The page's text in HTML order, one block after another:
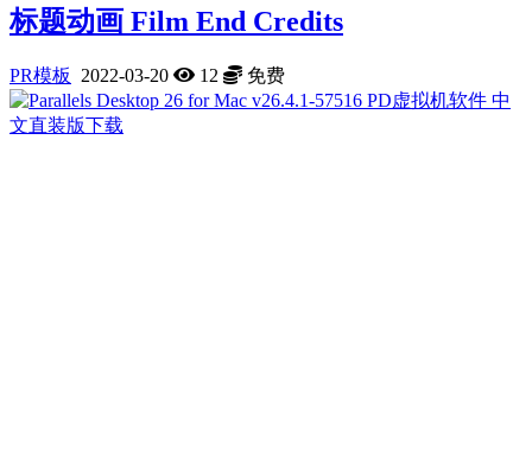
标题动画 Film End Credits
PR模板 2022-03-20 12 免费